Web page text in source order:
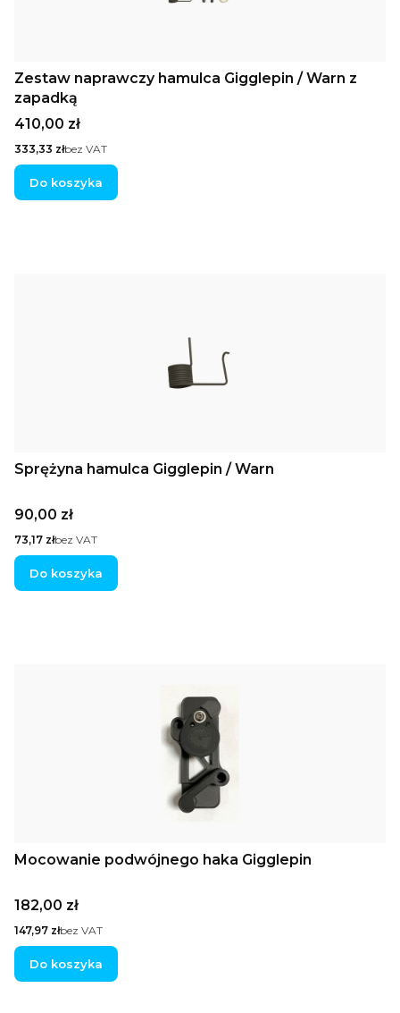
Zestaw naprawczy hamulca Gigglepin / Warn z
zapadką
Cena
410,00 zł
Cena
333,33 złbez VAT
Do koszyka
Sprężyna hamulca Gigglepin / Warn
Cena
90,00 zł
Cena
73,17 złbez VAT
Do koszyka
Mocowanie podwójnego haka Gigglepin
Cena
182,00 zł
Cena
147,97 złbez VAT
Do koszyka